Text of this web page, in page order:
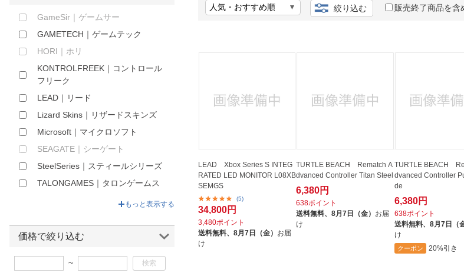
お知らせ
ご利用規約
絞り込む 販売終了商品を含
LEAD Xbox Series S INTEG
RATED LED MONITOR L08XB
SEMGS
(5)
34,800円
3,480ポイント
送料無料、 8月7日（金） お届
け
TURTLE BEACH Rematch A
dvanced Controller Titan Steel
6,380円
638ポイント
送料無料、8月7日（金） お届
け
TURTLE BEACH
dvanced Controller
de
6,380円
638ポイント
送料無料、 8月7日（
け
クーポン 20%引き
GameSir｜ゲームサー
GAMETECH｜ゲームテック
HORI｜ホリ
KONTROLFREEK｜コントロール
フリーク
LEAD｜リード
Lizard Skins｜リザードスキンズ
Microsoft｜マイクロソフト
SEAGATE｜シーゲート
SteelSeries｜スティールシリーズ
TALONGAMES｜タロンゲームス
TURTLE BEACH｜タートルビー
もっと表示する
価格で絞り込む
~